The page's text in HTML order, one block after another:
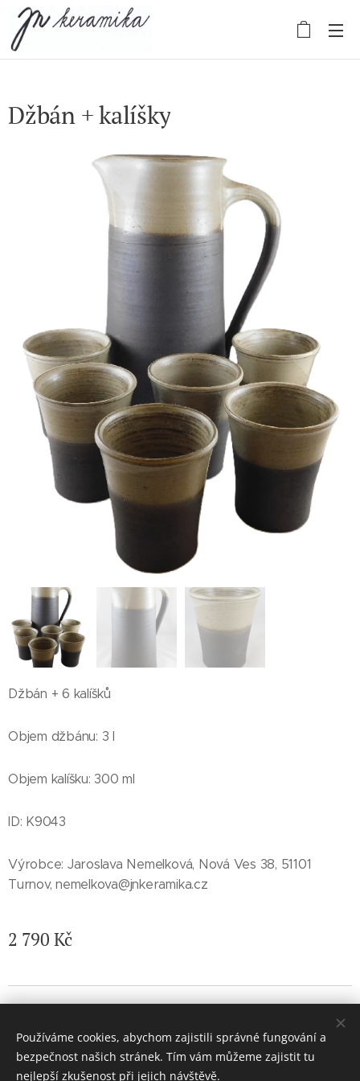
Džbán + kalíšky
Džbán + 6 kalíšků
Objem džbánu: 3 l
Objem kalíšku: 300 ml
ID: K9043
Výrobce: Jaroslava Nemelková, Nová Ves 38, 51101
Turnov, nemelkova@jnkeramika.cz
2 790 Kč
Vytvořeno službouWebnode Cookies
Používáme cookies, abychom zajistili správné fungování a
bezpečnost našich stránek. Tím vám můžeme zajistit tu
nejlepší zkušenost při jejich návštěvě.